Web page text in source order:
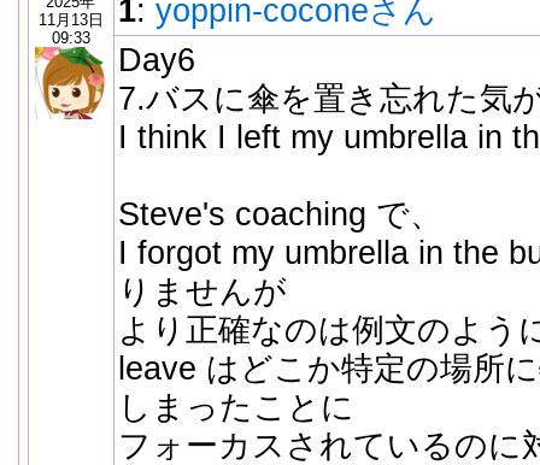
11月13日
09:33
1: yoppin-coconeさん
Day6
7.バスに傘を置き忘れた気
I think I left my umbrella in
Steve's coaching で、
I forgot my umbrella in the
りませんが
より正確なのは例文のよう
leave はどこか特定の場所
しまったことに
フォーカスされているのに